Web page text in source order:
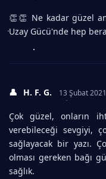
👏👏 Ne kadar güzel
Uzay Gücü'nde hep
👤 H. F. G. 13 Şubat 2021
Çok güzel, onların
verebileceği sevgiyi,
sağlayacak bir yazı.
olması gereken bağı
sağlık.